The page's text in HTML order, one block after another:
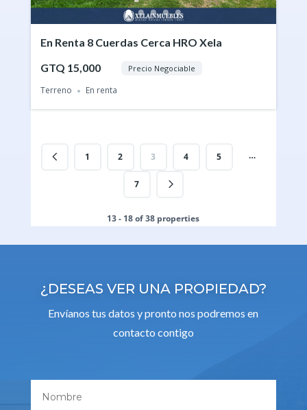
En Renta 8 Cuerdas Cerca HRO Xela
GTQ 15,000
Precio Negociable
Terreno En renta
1 2 3 4 5 …
7
13 - 18 of 38 properties
¿DESEAS VER UNA PROPIEDAD?
Envíanos tus datos y pronto nos podremos en
contacto contigo